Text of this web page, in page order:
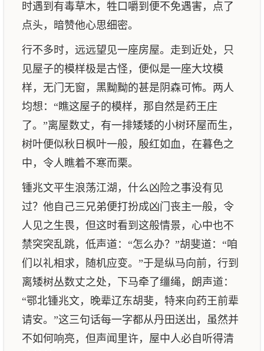
时遇到有毒草木，牲口嚼到便不免遇害，点了
点头，暗赞他心思细密。
行不多时，远远望见一座房屋。走到近处，只
见屋子的模样极是古怪，便似是一座大坟模
样，无门无窗，黑黝黝的甚是阴森可怖。两人
均想：“瞧这屋子的模样，那自然是药王庄
了。”离屋数丈，有一排矮矮的小树环屋而生，
树叶便似秋日枫叶一般，殷红如血，在暮色之
中，令人瞧着不寒而栗。
锺兆文平生浪荡江湖，什么凶险之事没有见
过？他自己三兄弟便打扮成凶门丧主一般，令
人见之生畏，但这时看到这般情景，心中也不
禁突突乱跳，低声道：“怎么办？”胡斐道：“咱
们以礼相求，随机应变。”于是纵马向前，行到
离矮树丛数丈之处，下马牵了缰绳，朗声道：
“鄂北锺兆文，晚辈辽东胡斐，特来向药王前辈
请安。”这三句话每一字都从丹田送出，虽然并
不如何响亮，但声闻里许，屋中人必自听得清